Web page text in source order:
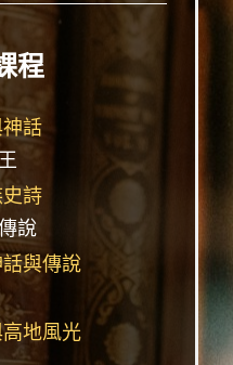
程
話
詩
說
與傳說
地風光